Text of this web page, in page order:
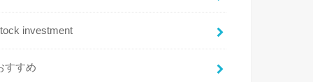
investment
すすめ